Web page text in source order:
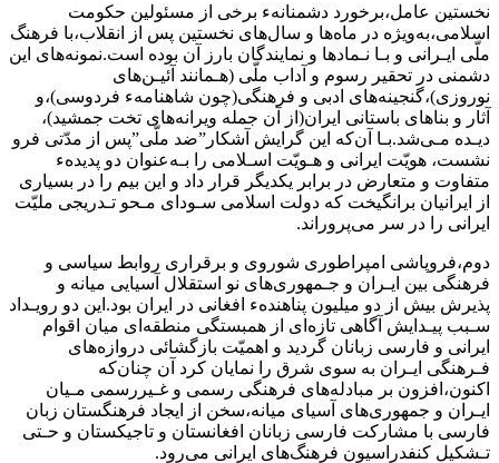
نخستین عامل،برخورد دشمنانهء برخی از مسئولین حکومت
اسلامی،به‌ویژه‌ در ماه‌ها و سال‌های نخستین‌ پس‌ از‌ انقلاب،با فرهنگ
ملّی ایـرانی و بـا نـمادها و نمایندگان بارز آن بوده است‌.نمونه‌های‌ این‌
دشمنی در تحقیر رسوم و آداب ملّی‌ (هـمانند آئیـن‌های
نوروزی)،گنجینه‌های ادبی و فرهنگی(چون شاهنامهء‌ فردوسی‌)،و
آثار‌ و بناهای باستانی ایران(از آن جمله ویرانه‌های تخت جمشید)،
دیـده مـی‌شد.بـا آن‌که این‌ گرایش‌ آشکار”ضد ملّی‌”پس از مدّتی فرو
نشست، هویّت ایرانی و هـویّت اسـلامی را‌ بـه‌عنوان‌ دو‌ پدیدهء
متفاوت و متعارض در برابر یکدیگر قرار داد و این بیم را در بسیاری
از‌ ایرانیان‌ برانگیخت که دولت اسلامی‌ سـودای مـحو تـدریجی ملیّت
ایرانی را در سر می‌پروراند‌.
دوم‌،فروپاشی‌ امپراطوری شوروی و برقراری روابط سیاسی و
فرهنگی بین‌ ایـران و جـمهوری‌های نو استقلال آسیایی میانه و
پذیرش بیش‌ از‌ دو میلیون‌ پناهندهء افغانی در ایران بود.این دو رویـداد
سـبب پیـدایش‌ آگاهی‌ تازه‌ای‌ از همبستگی منطقه‌ای میان اقوام
ایرانی و فارسی زبانان گردید و اهمیّت بازگشائی‌ دروازه‌های
فـرهنگی ایـران به‌ سوی‌ شرق‌ را نمایان کرد آن چنان‌که
اکنون،افزون‌ بر مبادله‌های فرهنگی رسمی و غـیررسمی‌ مـیان‌
ایـران و جمهوری‌های آسیای‌ میانه،سخن از ایجاد فرهنگستان زبان
فارسی با مشارکت فارسی زبانان افغانستان‌ و تاجیکستان‌ و حـتی‌
تـشکیل کنفدراسیون فرهنگ‌های ایرانی می‌رود.